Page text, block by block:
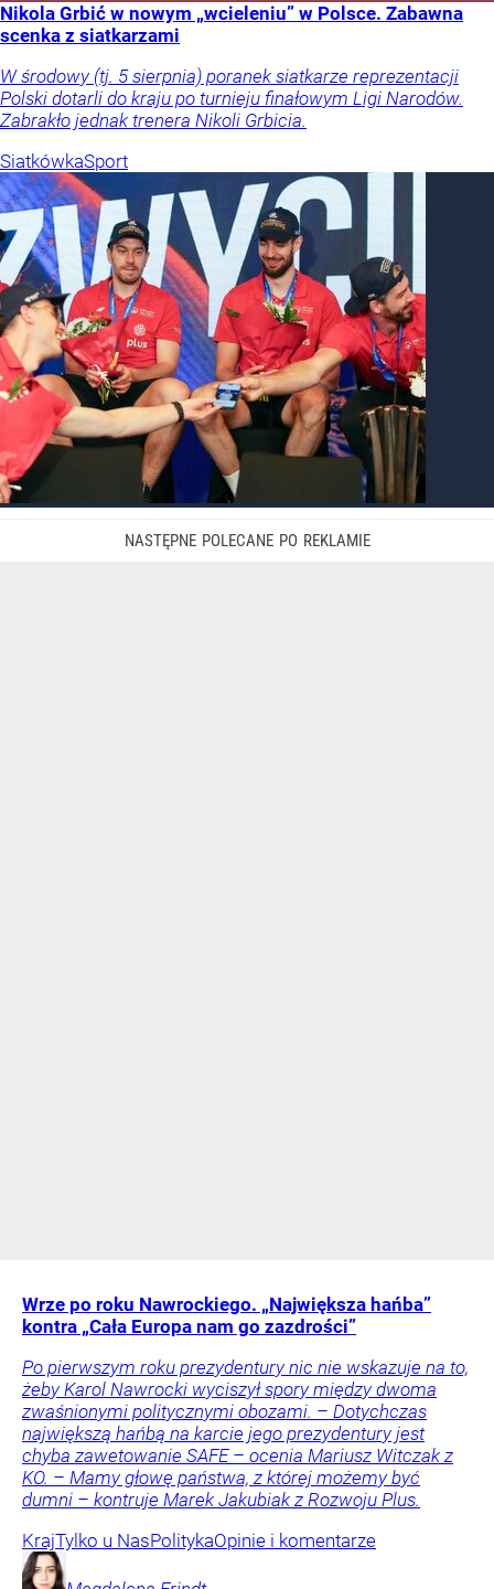
Nikola Grbić w nowym „wcieleniu” w Polsce. Zabawna
scenka z siatkarzami
W środowy (tj. 5 sierpnia) poranek siatkarze reprezentacji
Polski dotarli do kraju po turnieju finałowym Ligi Narodów.
Zabrakło jednak trenera Nikoli Grbicia.
SiatkówkaSport
Wrze po roku Nawrockiego. „Największa hańba”
kontra „Cała Europa nam go zazdrości”
Po pierwszym roku prezydentury nic nie wskazuje na to,
żeby Karol Nawrocki wyciszył spory między dwoma
zwaśnionymi politycznymi obozami. – Dotychczas
największą hańbą na karcie jego prezydentury jest
chyba zawetowanie SAFE – ocenia Mariusz Witczak z
KO. – Mamy głowę państwa, z której możemy być
dumni – kontruje Marek Jakubiak z Rozwoju Plus.
KrajTylko u NasPolitykaOpinie i komentarze